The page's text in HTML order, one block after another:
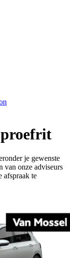
je gewenste
van onze adviseurs
afspraak te